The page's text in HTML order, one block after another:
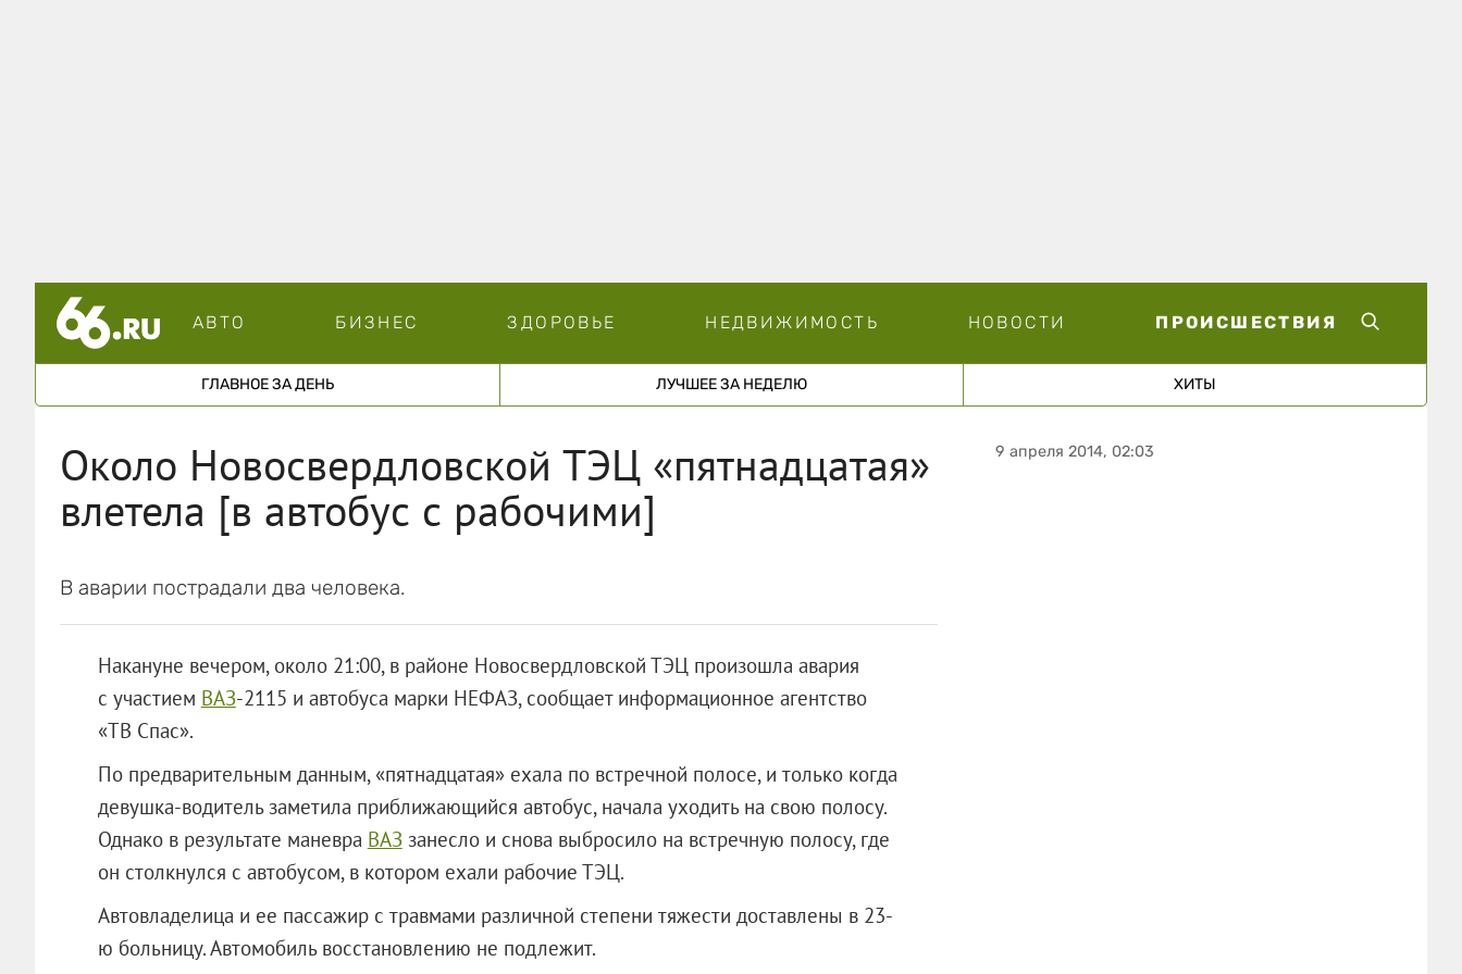
АВТО БИЗНЕС ЗДОРОВЬЕ НЕДВИЖИМОСТЬ НОВОСТИ ПРОИСШЕСТВИЯ
ГЛАВНОЕ ЗА ДЕНЬ ЛУЧШЕЕ ЗА НЕДЕЛЮ ХИТЫ
Около Новосвердловской ТЭЦ «пятнадцатая»
влетела [в автобус с рабочими]
В аварии пострадали два человека.
Накануне вечером, около 21:00, в районе Новосвердловской ТЭЦ произошла авария
с участием ВАЗ-2115 и автобуса марки НЕФАЗ, сообщает информационное агентство
«ТВ Спас».
По предварительным данным, «пятнадцатая» ехала по встречной полосе, и только когда
девушка-водитель заметила приближающийся автобус, начала уходить на свою полосу.
Однако в результате маневра ВАЗзанесло и снова выбросило на встречную полосу, где
он столкнулся с автобусом, в котором ехали рабочие ТЭЦ.
Автовладелица и ее пассажир с травмами различной степени тяжести доставлены в 23-
ю больницу. Автомобиль восстановлению не подлежит.
9 апреля 2014, 02:03